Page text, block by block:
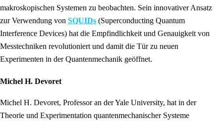
makroskopischen Systemen zu beobachten. Sein innovativer Ansatz
zur Verwendung von SQUIDs (Superconducting Quantum
Interference Devices) hat die Empfindlichkeit und Genauigkeit von
Messtechniken revolutioniert und damit die Tür zu neuen
Experimenten in der Quantenmechanik geöffnet.
Michel H. Devoret
Michel H. Devoret, Professor an der Yale University, hat in der
Theorie und Experimentation quantenmechanischer Systeme